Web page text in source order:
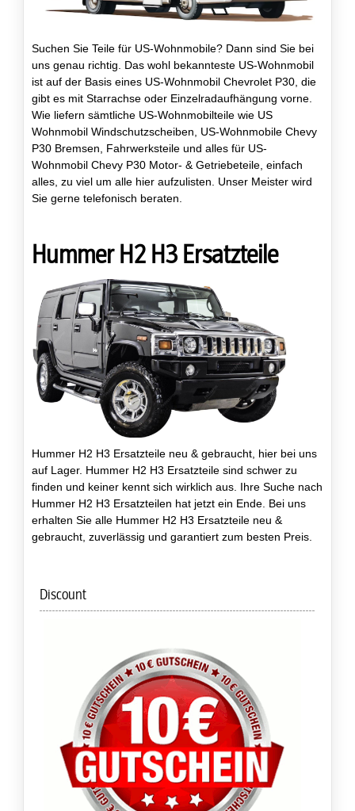
Suchen Sie Teile für US-Wohnmobile? Dann sind Sie bei
uns genau richtig. Das wohl bekannteste US-Wohnmobil
ist auf der Basis eines US-Wohnmobil Chevrolet P30, die
gibt es mit Starrachse oder Einzelradaufhängung vorne.
Wie liefern sämtliche US-Wohnmobilteile wie US
Wohnmobil Windschutzscheiben, US-Wohnmobile Chevy
P30 Bremsen, Fahrwerksteile und alles für US-
Wohnmobil Chevy P30 Motor- & Getriebeteile, einfach
alles, zu viel um alle hier aufzulisten. Unser Meister wird
Sie gerne telefonisch beraten.
Hummer H2 H3 Ersatzteile
Hummer H2 H3 Ersatzteile neu & gebraucht, hier bei uns
auf Lager. Hummer H2 H3 Ersatzteile sind schwer zu
finden und keiner kennt sich wirklich aus. Ihre Suche nach
Hummer H2 H3 Ersatzteilen hat jetzt ein Ende. Bei uns
erhalten Sie alle Hummer H2 H3 Ersatzteile neu &
gebraucht, zuverlässig und garantiert zum besten Preis.
Discount